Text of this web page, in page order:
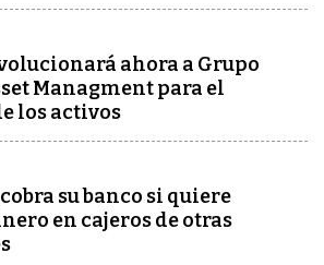
ahora a Grupo
Managment para el
los activos
su banco si quiere
en cajeros de otras